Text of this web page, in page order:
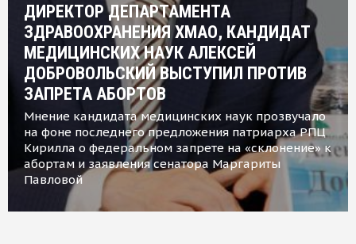
ДИРЕКТОР ДЕПАРТАМЕНТА
ЗДРАВООХРАНЕНИЯ ХМАО, КАНДИДАТ
МЕДИЦИНСКИХ НАУК АЛЕКСЕЙ
ДОБРОВОЛЬСКИЙ ВЫСТУПИЛ ПРОТИВ
ЗАПРЕТА АБОРТОВ
Мнение кандидата медицинских наук прозвучало
на фоне последнего предложения патриарха РПЦ
Кирилла о федеральном запрете на «склонение» к
абортам и заявления сенатора Маргариты
Павловой